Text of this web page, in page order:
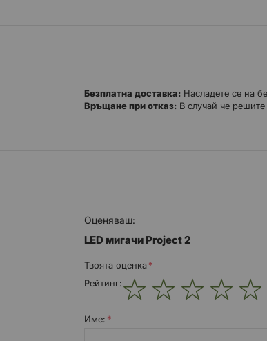
Безплатна доставка: Насладете се на
Връщане при отказ: В случай че
Оценяваш:
LED мигачи Project 2
Твоята оценка
Рейтинг:
Име: